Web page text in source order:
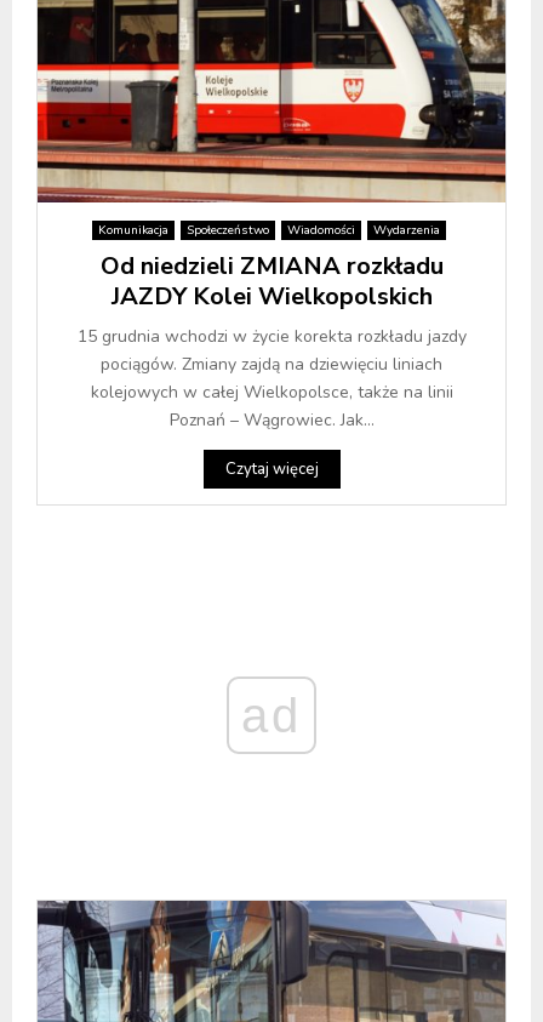
Komunikacja Społeczeństwo Wiadomości Wydarzenia
Od niedzieli ZMIANA rozkładu
JAZDY Kolei Wielkopolskich
15 grudnia wchodzi w życie korekta rozkładu jazdy
pociągów. Zmiany zajdą na dziewięciu liniach
kolejowych w całej Wielkopolsce, także na linii
Poznań – Wągrowiec. Jak...
Czytaj więcej
ad